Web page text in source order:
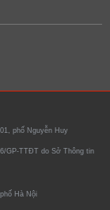
phố Nguyễn Huy
GP-TTĐT do Sở Thông tin
Hà Nội